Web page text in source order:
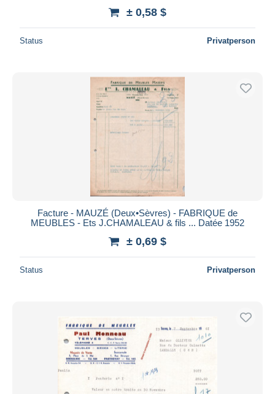
± 0,58 $
Status Privatperson
Facture - MAUZÉ (Deux•Sèvres) - FABRIQUE de
MEUBLES - Ets J.CHAMALEAU & fils ... Datée 1952
± 0,69 $
Status Privatperson